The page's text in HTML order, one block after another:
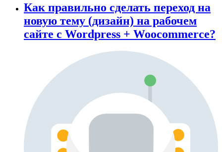
Как правильно сделать переход на
новую тему (дизайн) на рабочем
сайте с Wordpress + Woocommerce?